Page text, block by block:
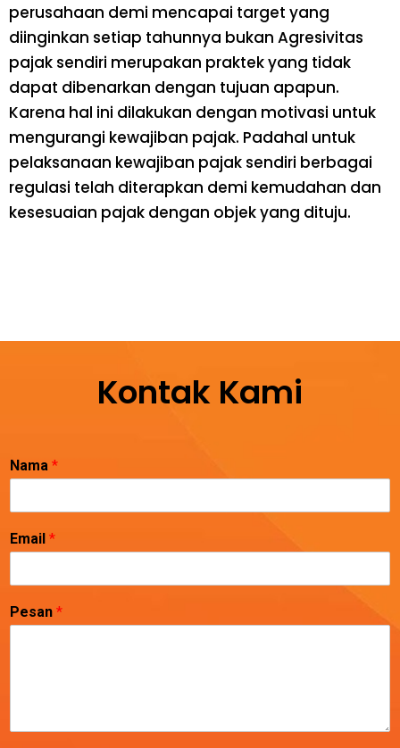
perusahaan demi mencapai target yang
diinginkan setiap tahunnya bukan Agresivitas
pajak sendiri merupakan praktek yang tidak
dapat dibenarkan dengan tujuan apapun.
Karena hal ini dilakukan dengan motivasi untuk
mengurangi kewajiban pajak. Padahal untuk
pelaksanaan kewajiban pajak sendiri berbagai
regulasi telah diterapkan demi kemudahan dan
kesesuaian pajak dengan objek yang dituju.
Kontak Kami
Nama *
Email *
Pesan *